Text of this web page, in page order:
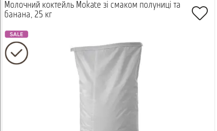
Молочний коктейль Mokate зі смаком полуниці та
банана, 25 кг